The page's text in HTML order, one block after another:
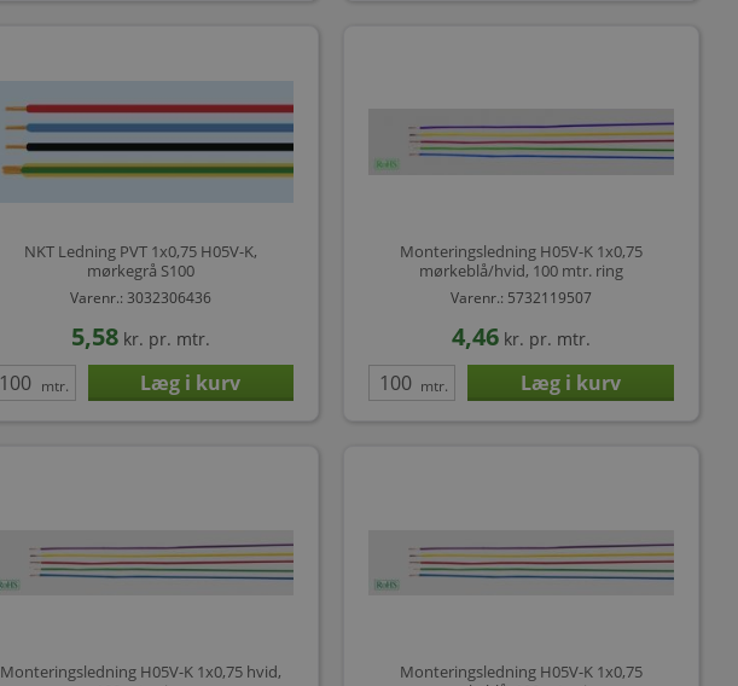
NKT Ledning PVT 1x0,75 H05V-K,
mørkegrå S100
Varenr.: 3032306436
5,58 kr. pr. mtr.
mtr.
Monteringsledning H05V-K 1x0,75
mørkeblå/hvid, 100 mtr. ring
Varenr.: 5732119507
4,46 kr. pr. mtr.
mtr.
Monteringsledning H05V-K 1x0,75 hvid,
Monteringsledning H05V-K 1x0,75